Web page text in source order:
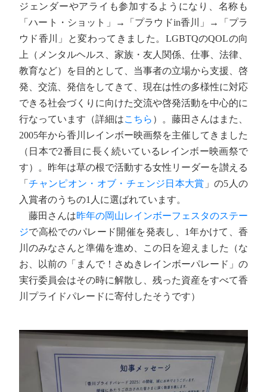
ジェンダーやアライも参加するようになり、名称も
「ハート・ショット」→「プラウドin香川」→「プラ
ウド香川」と変わってきました。LGBTQのQOLの向
上（メンタルヘルス、家族・友人関係、仕事、法律、
教育など）を目的として、当事者の立場から支援、啓
発、交流、発信をしてきて、現在は性の多様性に対応
できる社会づくりに向けた交流や啓発活動を中心的に
行なっています（詳細はこちら ）。藤田さんはまた、
2005年から香川レインボー映画祭を主催してきました
（日本で2番目に長く続いているレインボー映画祭で
す）。昨年は草の根で活動する女性リーダーを讃える
「チャンピオン・オブ・チェンジ日本大賞 」の5人の
入賞者のうちの1人に選ばれています。
藤田さんは昨年の岡山レインボーフェスタのステー
ジで高松でのパレード開催を発表し、1年かけて、香
川のみなさんと準備を進め、この日を迎えました（な
お、以前の「まんで！さぬきレインボーパレード」の
実行委員会はその時に解散し、残った資産をすべて香
川プライドパレードに寄付したそうです）